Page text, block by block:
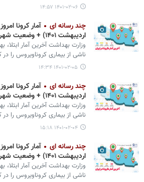
۱۴۰۱-۰۲-۰۶ ۱۴:۵۷
چند رسانه ای
اردیبهشت ۱۴۰۱) + وضعیت شهرهای کشور
وزارت بهداشت آخرین آمار ابتلا،
ناشی از بیماری کروناویروس را
۱۴۰۱-۰۲-۰۵ ۱۴:۳۴
چند رسانه ای
اردیبهشت ۱۴۰۱) + وضعیت شهرهای کشور
وزارت بهداشت آخرین آمار ابتلا،
ناشی از بیماری کروناویروس را
۱۴۰۱-۰۲-۰۴ ۱۵:۱۸
چند رسانه ای
اردیبهشت ۱۴۰۱) + وضعیت شهرهای کشور
وزارت بهداشت آخرین آمار ابتلا،
ناشی از بیماری کروناویروس را